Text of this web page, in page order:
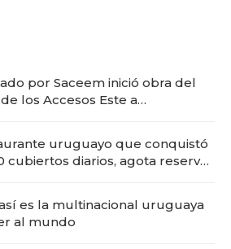
por Saceem inició obra del
los Accesos Este a
uruguayo que conquistó
cubiertos diarios, agota reservas
es la multinacional uruguaya
al mundo